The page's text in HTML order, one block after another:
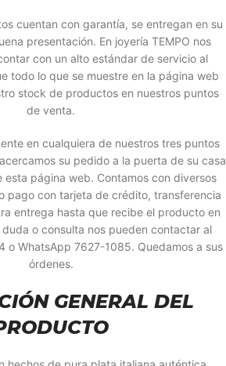
cuentan con garantía, se entregan en su
presentación. En joyería TEMPO nos
con un alto estándar de servicio al
todo lo que se muestre en la página web
stock de productos en nuestros puntos
de venta.
en cualquiera de nuestros tres puntos
su pedido a la puerta de su casa
página web. Contamos con diversos
pago con tarjeta de crédito, transferencia
entrega hasta que recibe el producto en
duda o consulta nos pueden contactar al
o WhatsApp 7627-1085. Quedamos a sus
órdenes.
GENERAL DEL